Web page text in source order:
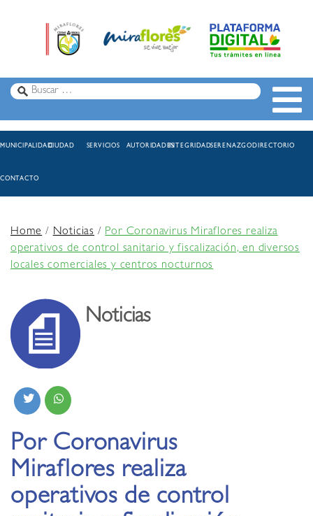
MUNICIPALIDADCIUDAD SERVICIOS AUTORIDADESINTEGRIDADSERENAZGODIRECTORIO
CONTACTO
Home/Noticias /Por Coronavirus Miraflores realiza
operativos de control sanitario y fiscalización, en diversos
locales comerciales y centros nocturnos
Noticias
Por Coronavirus
Miraflores realiza
operativos de control